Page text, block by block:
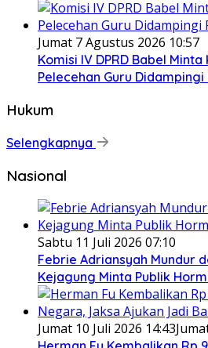
Jumat 7 Agustus 2026 10:57
Komisi IV DPRD Babel
Pelecehan Guru Didampingi
Hukum
Selengkapnya
Nasional
Sabtu 11 Juli 2026 07:10
Febrie Adriansyah Mundur
Kejagung Minta Publik
Jumat 10 Juli 2026 14:43